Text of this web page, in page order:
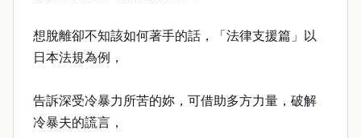
想脫離卻不知該如何著手的話，「法律支援篇」以
日本法規為例，
告訴深受冷暴力所苦的妳，可借助多方力量，破解
冷暴夫的謊言，